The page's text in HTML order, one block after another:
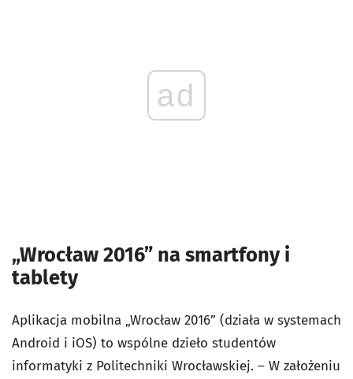
ad
„Wrocław 2016” na smartfony i
tablety
Aplikacja mobilna „Wrocław 2016” (działa w systemach
Android i iOS) to wspólne dzieło studentów
informatyki z Politechniki Wrocławskiej. – W założeniu